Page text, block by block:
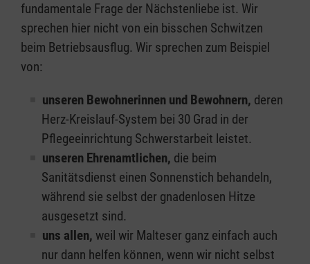
fundamentale Frage der Nächstenliebe ist. Wir
sprechen hier nicht von ein bisschen Schwitzen
beim Betriebsausflug. Wir sprechen zum Beispiel
von:
unseren Bewohnerinnen und Bewohnern, deren
Herz-Kreislauf-System bei 30 Grad in der
Pflegeeinrichtung Schwerstarbeit leistet.
unseren Ehrenamtlichen, die beim
Sanitätsdienst einen Sonnenstich behandeln,
während sie selbst der gnadenlosen Hitze
ausgesetzt sind.
uns allen, weil wir Malteser ganz einfach auch
nur dann helfen können, wenn wir nicht selbst